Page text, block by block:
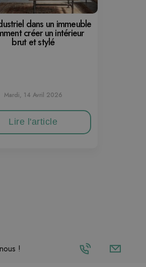
dans un immeuble
créer un intérieur
brut et stylé
Mardi, 14 Avril 2026
Lire l'article
!